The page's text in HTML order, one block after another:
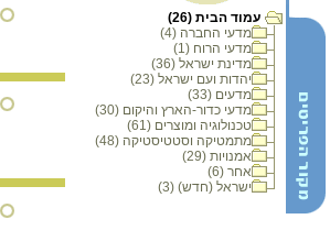
עמוד הבית (26)
מדעי החברה (4)
מדעי הרוח (1)
מדינת ישראל (36)
יהדות ועם ישראל (23)
מדעים (33)
מדעי כדור-הארץ והיקום (30)
טכנולוגיה ומוצרים (61)
מתמטיקה וסטטיסטיקה (48)
אמנויות (29)
אחר (6)
ישראל (חדש) (3)